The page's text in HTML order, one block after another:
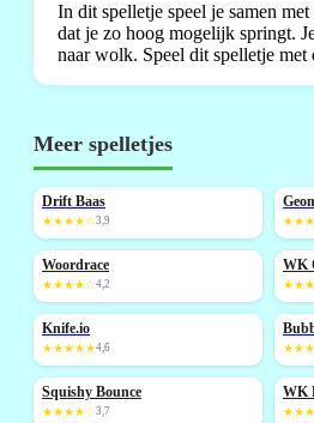
In dit spelletje speel je samen
dat je zo hoog mogelijk springt.
naar wolk. Speel dit spelletje met
Meer spelletjes
Drift Baas
★★★★☆3,9
NIEUW
Woordrace
★★★★☆4,2
WK
NIEUW
Knife.io
★★★★★4,6
NIEUW
Squishy Bounce
★★★★☆3,7
WK